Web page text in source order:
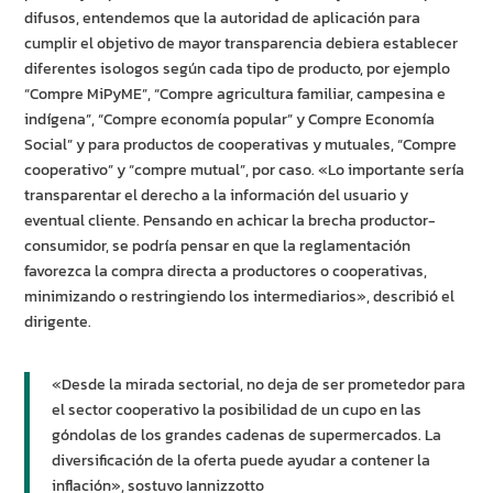
difusos, entendemos que la autoridad de aplicación para
cumplir el objetivo de mayor transparencia debiera establecer
diferentes isologos según cada tipo de producto, por ejemplo
“Compre MiPyME”, “Compre agricultura familiar, campesina e
indígena”, “Compre economía popular” y Compre Economía
Social” y para productos de cooperativas y mutuales, “Compre
cooperativo” y “compre mutual”, por caso. «Lo importante sería
transparentar el derecho a la información del usuario y
eventual cliente. Pensando en achicar la brecha productor-
consumidor, se podría pensar en que la reglamentación
favorezca la compra directa a productores o cooperativas,
minimizando o restringiendo los intermediarios», describió el
dirigente.
«Desde la mirada sectorial, no deja de ser prometedor para
el sector cooperativo la posibilidad de un cupo en las
góndolas de los grandes cadenas de supermercados. La
diversificación de la oferta puede ayudar a contener la
inflación», sostuvo Iannizzotto